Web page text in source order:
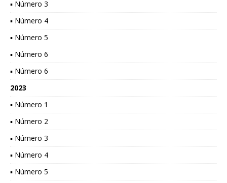
▪ Número 3
▪ Número 4
▪ Número 5
▪ Número 6
▪ Número 6
2023
▪ Número 1
▪ Número 2
▪ Número 3
▪ Número 4
▪ Número 5